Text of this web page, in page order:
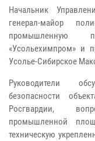
Начальник
генерал-майор
промышленную
«Усольехимпром» и
Усолье-Сибирское
Руководители
безопасности
Росгвардии,
промышленной
техническую